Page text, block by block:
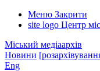
Меню Закрити
site logo Центр
Міський медіаархів
Новини
Eng